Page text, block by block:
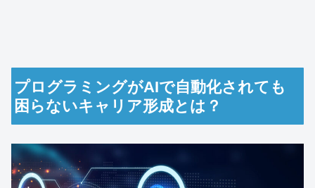
プログラミングがAIで自動化されても
困らないキャリア形成とは？